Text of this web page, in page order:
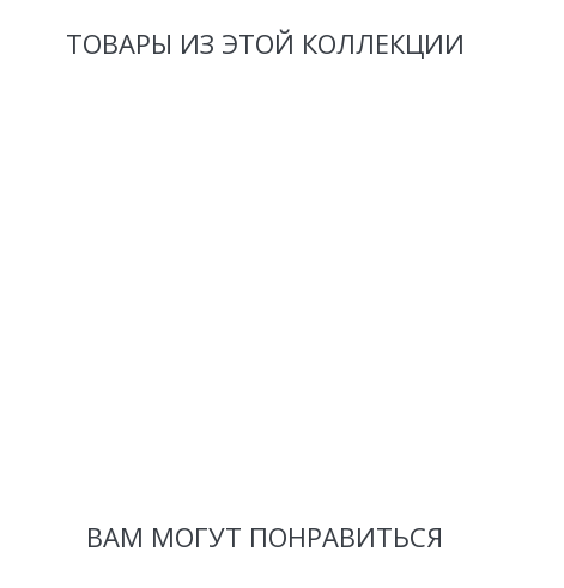
ТОВАРЫ ИЗ ЭТОЙ КОЛЛЕКЦИИ
ВАМ МОГУТ ПОНРАВИТЬСЯ